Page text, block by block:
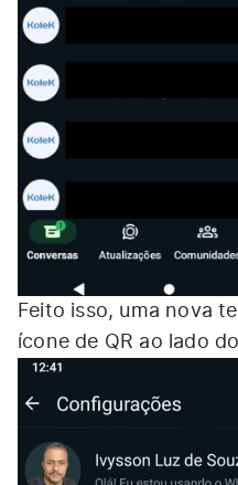
Feito isso, uma nova
ícone de QR ao lado